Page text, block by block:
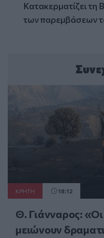
Κατακερματίζει τη
των παρεμβάσεων
ΚΡΗΤΗ 18:12
Θ. Γιάνναρος: «Οι
μειώνουν